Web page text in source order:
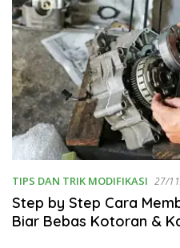
TIPS DAN TRIK MODIFIKASI 27/
Step by Step Cara
Biar Bebas Kotoran &